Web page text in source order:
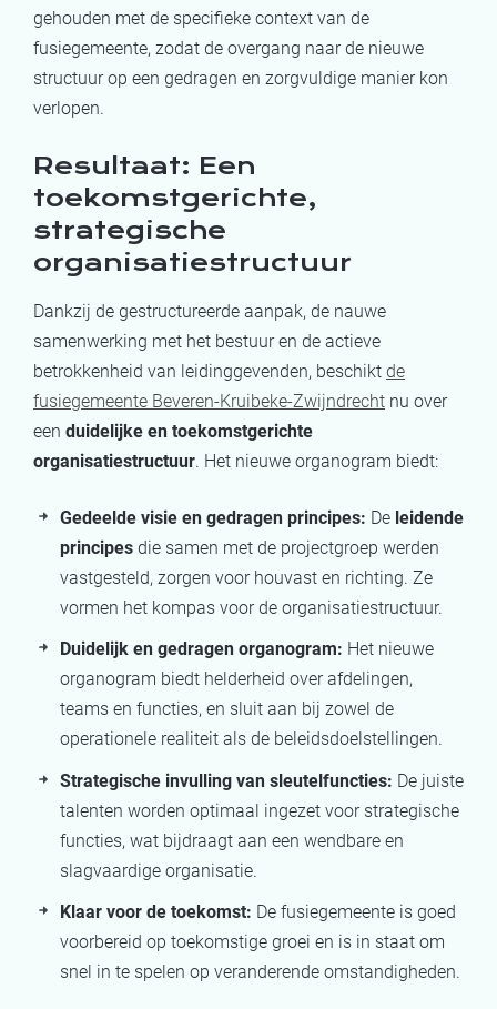
gehouden met de specifieke context van de
fusiegemeente, zodat de overgang naar de nieuwe
structuur op een gedragen en zorgvuldige manier kon
verlopen.
Resultaat: Een
toekomstgerichte,
strategische
organisatiestructuur
Dankzij de gestructureerde aanpak, de nauwe
samenwerking met het bestuur en de actieve
betrokkenheid van leidinggevenden, beschikt de
fusiegemeente Beveren-Kruibeke-Zwijndrecht nu over
een duidelijke en toekomstgerichte
organisatiestructuur. Het nieuwe organogram biedt:
Gedeelde visie en gedragen principes: De leidende
principes die samen met de projectgroep werden
vastgesteld, zorgen voor houvast en richting. Ze
vormen het kompas voor de organisatiestructuur.
Duidelijk en gedragen organogram: Het nieuwe
organogram biedt helderheid over afdelingen,
teams en functies, en sluit aan bij zowel de
operationele realiteit als de beleidsdoelstellingen.
Strategische invulling van sleutelfuncties: De juiste
talenten worden optimaal ingezet voor strategische
functies, wat bijdraagt aan een wendbare en
slagvaardige organisatie.
Klaar voor de toekomst: De fusiegemeente is goed
voorbereid op toekomstige groei en is in staat om
snel in te spelen op veranderende omstandigheden.